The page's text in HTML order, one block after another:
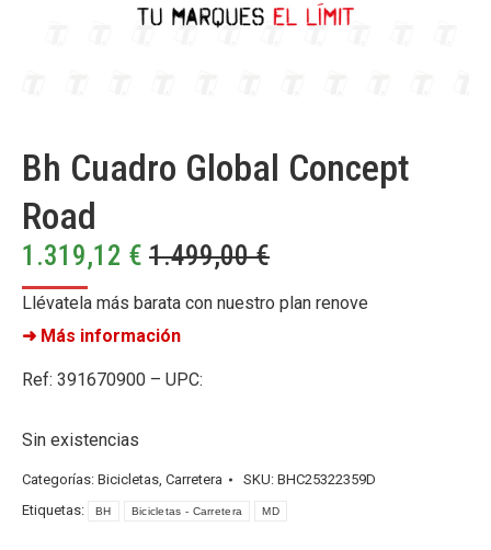
Bh Cuadro Global Concept
Road
1.319,12 € 1.499,00€
Llévatela más barata con nuestro plan renove
➜ Más información
Ref: 391670900 – UPC:
Sin existencias
Categorías: Bicicletas, Carretera SKU: BHC25322359D
Etiquetas:
BH Bicicletas - Carretera MD